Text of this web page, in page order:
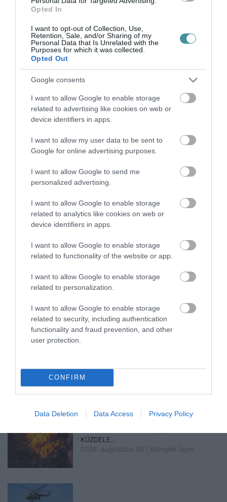
Opted In
I want to opt-out of Collection, Use,
Retention, Sale, and/or Sharing of my
Personal Data that Is Unrelated with the
Purposes for which it was collected.
Opted Out
Google consents
I want to allow Google to enable storage
related to advertising like cookies on web or
device identifiers in apps.
I want to allow my user data to be sent to
Google for online advertising purposes.
I want to allow Google to send me
personalized advertising.
I want to allow Google to enable storage
related to analytics like cookies on web or
device identifiers in apps.
I want to allow Google to enable storage
related to functionality of the website or app.
I want to allow Google to enable storage
related to personalization.
I want to allow Google to enable storage
related to security, including authentication
functionality and fraud prevention, and other
user protection.
CONFIRM
Data Deletion Data Access Privacy Policy
EGY EGRI CSALÁD TÖRTÉNE...
2026. augusztus 06|Sport
ÚJ HŰTŐRENDSZER A MARKHOT FERENC
KÓRHÁZBAN: TÖBB MINT 70 ...
2026. augusztus 06
HOLTAN SZÁLLÍTOTTÁK HAZA A 80 ÉVES
2026. augusztus 06|Riasztó
CSALÁDOKAT – HÁROM NAPON ÁT ING...
2026. augusztus 06|Programok
KÜZDELE...
2026. augusztus 06 Környék ügye